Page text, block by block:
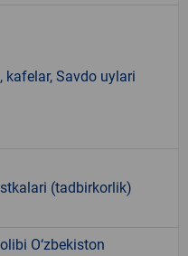
kafelar, Savdo uylari
(tadbirkorlik)
O‘zbekiston